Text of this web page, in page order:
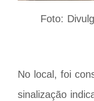
Foto:
No local, foi
sinalização